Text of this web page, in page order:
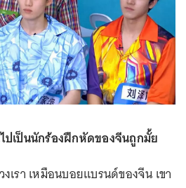
ปเป็นนักร้องฝึกหัดของจีนถูกมั้ย
เรา เหมือนบอยแบรนด์ของจีน เขา